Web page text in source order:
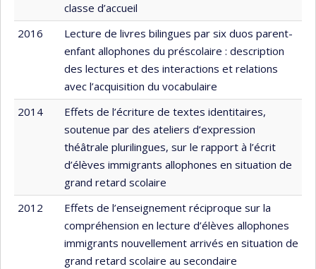
classe d’accueil
2016
Lecture de livres bilingues par six duos parent-
enfant allophones du préscolaire : description
des lectures et des interactions et relations
avec l’acquisition du vocabulaire
2014
Effets de l’écriture de textes identitaires,
soutenue par des ateliers d’expression
théâtrale plurilingues, sur le rapport à l’écrit
d’élèves immigrants allophones en situation de
grand retard scolaire
2012
Effets de l’enseignement réciproque sur la
compréhension en lecture d’élèves allophones
immigrants nouvellement arrivés en situation de
grand retard scolaire au secondaire